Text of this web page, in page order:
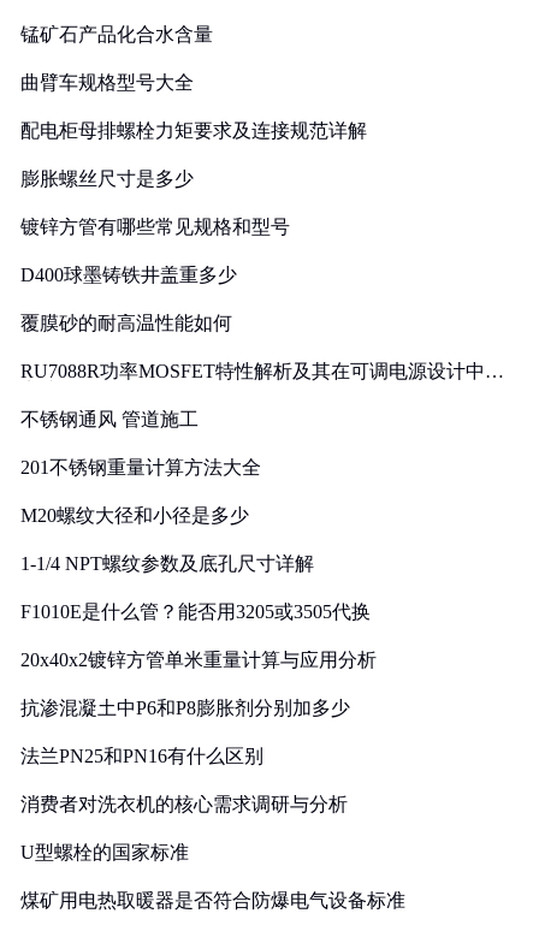
锰矿石产品化合水含量
曲臂车规格型号大全
配电柜母排螺栓力矩要求及连接规范详解
膨胀螺丝尺寸是多少
镀锌方管有哪些常见规格和型号
D400球墨铸铁井盖重多少
覆膜砂的耐高温性能如何
RU7088R功率MOSFET特性解析及其在可调电源设计中的
不锈钢通风 管道施工
201不锈钢重量计算方法大全
M20螺纹大径和小径是多少
1-1/4 NPT螺纹参数及底孔尺寸详解
F1010E是什么管？能否用3205或3505代换
20x40x2镀锌方管单米重量计算与应用分析
抗渗混凝土中P6和P8膨胀剂分别加多少
法兰PN25和PN16有什么区别
消费者对洗衣机的核心需求调研与分析
U型螺栓的国家标准
煤矿用电热取暖器是否符合防爆电气设备标准